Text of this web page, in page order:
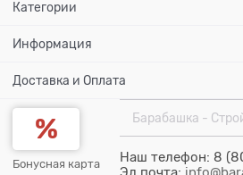
Категории
Информация
Доставка и Оплата
Бонусная карта
Барабашка -
Наш телефон: 8